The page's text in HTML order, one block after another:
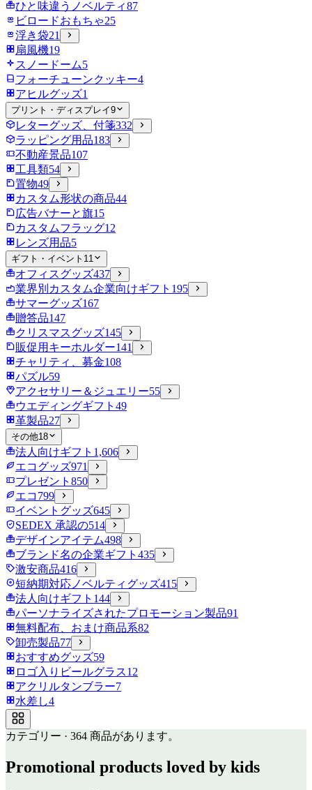
ひと味違うノベルティ87
ビロードおもちゃ25
浮き袋21
扇風機19
スノードーム5
フォーチューンクッキー4
アヒルグッズ1
プリント・ディスプレイ9
レターグッズ、付箋332
ラッピング用品183
不動産景品107
工具類54
置物49
カスタム形状の商品44
広告バナーと旗15
カスタムフラッグ12
レンズ用品5
ギフト・イベント 11
オフィスグッズ437
業界別カスタム企業向けギフト 195
サマーグッズ167
贈答品147
クリスマスグッズ145
販促用キーホルダー141
チャリティ、募金108
パズル59
アクセサリー＆ジュエリー55
ウエディングギフト 49
革製品27
その他18
法人向けギフト 1,606
エコグッズ971
プレゼント 850
エコ 799
イベントグッズ645
SEDEX 承認の514
デザインアイテム498
ブランド名の企業ギフト 435
激安商品416
短納期対応ノベルティグッズ415
法人向けギフト 144
パーソナライズされたプロモーション製品91
無料配布、おまけ商品系82
卸売製品77
おすすめグッズ59
ロゴ入りビールグラス12
アクリルタンブラー7
水差し4
カテゴリー · 364 商品があります。
Promotional products loved by kids